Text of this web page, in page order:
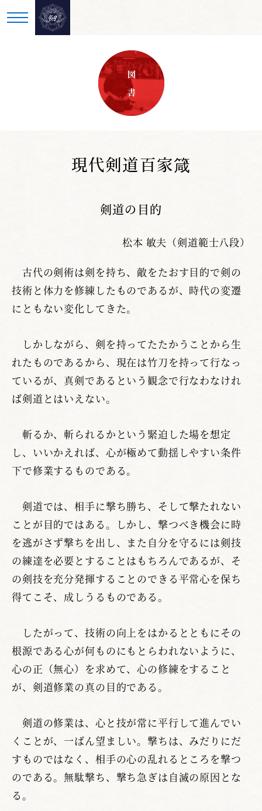
図 書
現代剣道百家箴
剣道の目的
松本 敏夫（剣道範士八段）
古代の剣術は剣を持ち、敵をたおす目的で剣の
技術と体力を修練したものであるが、時代の変遷
にともない変化してきた。
しかしながら、剣を持ってたたかうことから生
れたものであるから、現在は竹刀を持って行なっ
ているが、真剣であるという観念で行なわなけれ
ば剣道とはいえない。
斬るか、斬られるかという緊迫した場を想定
し、いいかえれば、心が極めて動揺しやすい条件
下で修業するものである。
剣道では、相手に撃ち勝ち、そして撃たれない
ことが目的ではある。しかし、撃つべき機会に時
を逃がさず撃ちを出し、また自分を守るには剣技
の練達を必要とすることはもちろんであるが、そ
の剣技を充分発揮することのできる平常心を保ち
得てこそ、成しうるものである。
したがって、技術の向上をはかるとともにその
根源である心が何ものにもとらわれないように、
心の正（無心）を求めて、心の修練をすること
が、剣道修業の真の目的である。
剣道の修業は、心と技が常に平行して進んでい
くことが、一ばん望ましい。撃ちは、みだりにだ
すものではなく、相手の心の乱れるところを撃つ
のである。無駄撃ち、撃ち急ぎは自滅の原因とな
る。